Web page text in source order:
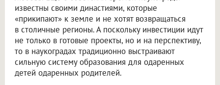
известны своими династиями, которые
«прикипают» к земле и не хотят возвращаться
в столичные регионы. А поскольку инвестиции идут
не только в готовые проекты, но и на перспективу,
то в наукоградах традиционно выстраивают
сильную систему образования для одаренных
детей одаренных родителей.